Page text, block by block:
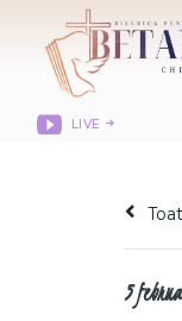
LIVE
5